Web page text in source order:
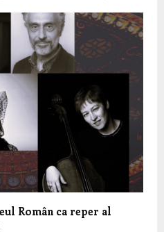
Român ca reper al